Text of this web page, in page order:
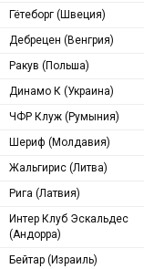
Гётеборг (Швеция)
Дебрецен (Венгрия)
Ракув (Польша)
Динамо К (Украина)
ЧФР Клуж (Румыния)
Шериф (Молдавия)
Жальгирис (Литва)
Рига (Латвия)
Интер Клуб Эскальдес
(Андорра)
Бейтар (Израиль)